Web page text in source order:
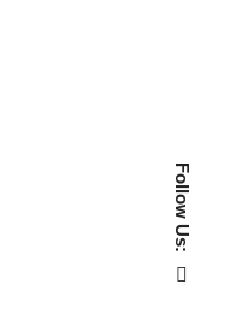
Follow Us: